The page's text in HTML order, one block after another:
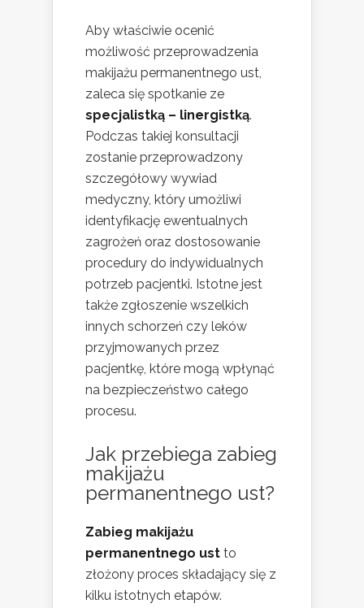
Aby właściwie ocenić
możliwość przeprowadzenia
makijażu permanentnego ust,
zaleca się spotkanie ze
specjalistką – linergistką.
Podczas takiej konsultacji
zostanie przeprowadzony
szczegółowy wywiad
medyczny, który umożliwi
identyfikację ewentualnych
zagrożeń oraz dostosowanie
procedury do indywidualnych
potrzeb pacjentki. Istotne jest
także zgłoszenie wszelkich
innych schorzeń czy leków
przyjmowanych przez
pacjentkę, które mogą wpłynąć
na bezpieczeństwo całego
procesu.
Jak przebiega zabieg
makijażu
permanentnego ust?
Zabieg makijażu
permanentnego ust to
złożony proces składający się z
kilku istotnych etapów.